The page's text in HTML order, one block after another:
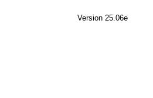
Version 25.06e